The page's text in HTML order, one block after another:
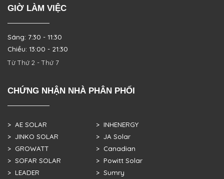
GIỜ LÀM VIỆC
Sáng: 7:30 - 11:30
Chiều: 13:00 - 21:30
Từ Thứ 2 - Thứ 7
CHỨNG NHẬN NHÀ PHÂN PHỐI
> AE SOLAR
> JINKO SOLAR
> GROWATT
> SOFAR SOLAR
> LEADER
> INHENERGY
> JA Solar
> Canadian
> Powitt Solar
> Sumry